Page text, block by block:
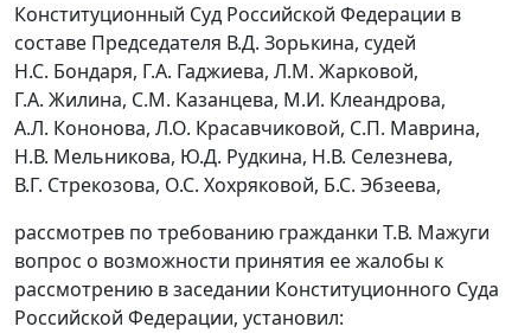
Конституционный Суд Российской Федерации в
составе Председателя В.Д. Зорькина, судей
Н.С. Бондаря, Г.А. Гаджиева, Л.М. Жарковой,
Г.А. Жилина, С.М. Казанцева, М.И. Клеандрова,
А.Л. Кононова, Л.О. Красавчиковой, С.П. Маврина,
Н.В. Мельникова, Ю.Д. Рудкина, Н.В. Селезнева,
В.Г. Стрекозова, О.С. Хохряковой, Б.С. Эбзеева,
рассмотрев по требованию гражданки Т.В. Мажуги
вопрос о возможности принятия ее жалобы к
рассмотрению в заседании Конституционного Суда
Российской Федерации, установил: